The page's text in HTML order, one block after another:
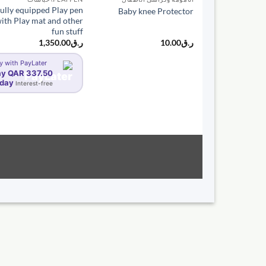
Baby knee Protector
ر.ق10.00
equipped Play pen
Play mat and other
fun stuff
ر.ق1,350.00
with PayLater
QAR 337.50
Interest-free